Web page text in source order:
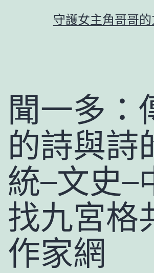
守護女主角哥哥
聞一多：
的詩與詩
統–文史–
找九宮格
作家網